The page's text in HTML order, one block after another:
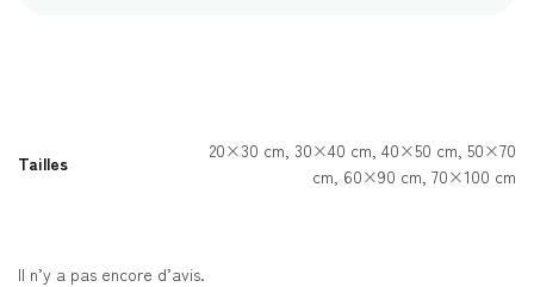
Tailles
20×30 cm, 30×40 cm, 40×50 cm, 50×70
cm, 60×90 cm, 70×100 cm
Il n’y a pas encore d’avis.